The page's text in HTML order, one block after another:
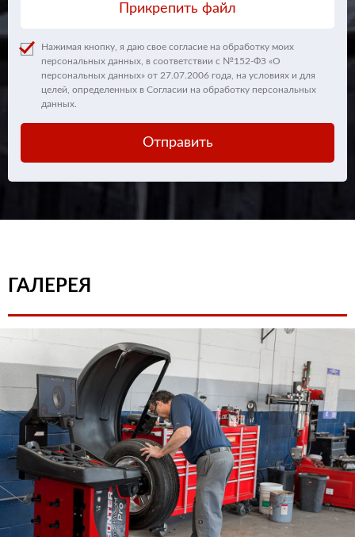
Прикрепить файл
Нажимая кнопку, я даю свое согласие на обработку моих
персональных данных, в соответствии с №152-ФЗ «О
персональных данных» от 27.07.2006 года, на условиях и для
целей, определенных в Согласии на обработку персональных
данных.
Отправить
ГАЛЕРЕЯ